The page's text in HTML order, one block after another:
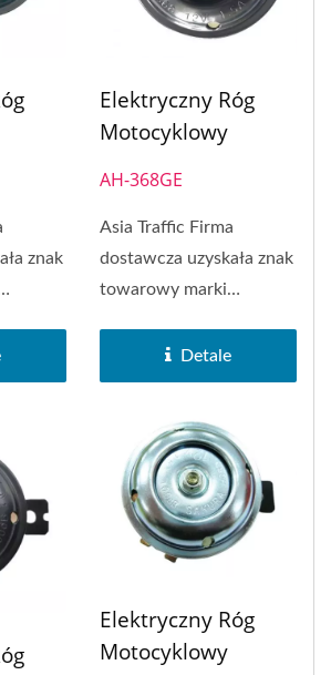
znak
Elektryczny Róg
Motocyklowy
AH-368GE
Asia Traffic Firma
dostawcza uzyskała znak
towarowy marki
SAKURA Brand...
Detale
Elektryczny Róg
Motocyklowy